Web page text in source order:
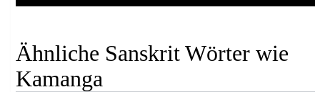
Ähnliche Sanskrit Wörter wie
Kamanga